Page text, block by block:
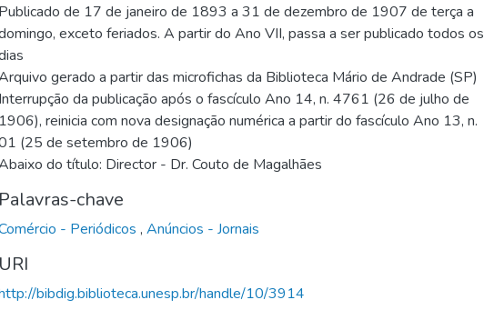
Publicado de 17 de janeiro de 1893 a 31 de dezembro de 1907 de terça a
exceto feriados. A partir do Ano VII, passa a ser publicado todos os
gerado a partir das microfichas da Biblioteca Mário de Andrade (SP)
Interrupção da publicação após o fascículo Ano 14, n. 4761 (26 de julho de
1906), reinicia com nova designação numérica a partir do fascículo Ano 13, n.
(25 de setembro de 1906)
do título: Director - Dr. Couto de Magalhães
Palavras-chave
- Periódicos , Anúncios - Jornais
URI
bibdig.biblioteca.unesp.br/handle/10/3914